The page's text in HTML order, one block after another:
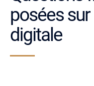
posées
digitale